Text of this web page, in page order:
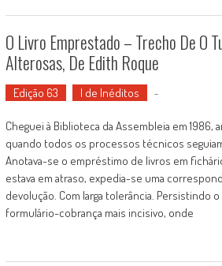
O Livro Emprestado – Trecho De O
Alterosas, De Edith Roque
Edição 63 I de Inéditos -
Cheguei à Biblioteca da Assembleia em 1986,
quando todos os processos técnicos
Anotava-se o empréstimo de livros em
estava em atraso, expedia-se uma
devolução. Com larga tolerância. Persistindo
formulário-cobrança mais incisivo, onde